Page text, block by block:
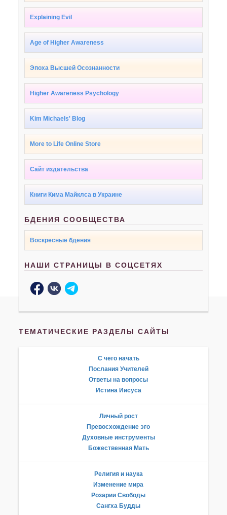
Explaining Evil
Age of Higher Awareness
Эпоха Высшей Осознанности
Higher Awareness Psychology
Kim Michaels' Blog
More to Life Online Store
Сайт издательства
Книги Кима Майклса в Украине
БДЕНИЯ СООБЩЕСТВА
Воскресные бдения
НАШИ СТРАНИЦЫ В СОЦСЕТЯХ
ТЕМАТИЧЕСКИЕ РАЗДЕЛЫ САЙТЫ
С чего начать
Послания Учителей
Ответы на вопросы
Истина Иисуса
Личный рост
Превосхождение эго
Духовные инструменты
Божественная Мать
Религия и наука
Изменение мира
Розарии Свободы
Сангха Будды